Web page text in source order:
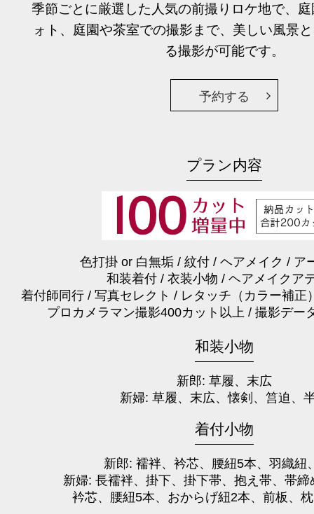
季節ごとに厳選した人気の前撮りロケ地で、
ォト、庭園や茶室での撮影まで、美しい風景
る撮影が可能です。
予約する
プラン内容
色打掛 or 白無垢 / 紋付 / ヘアメイク / ア
和装着付 / 衣装小物 / ヘアメイクア
着付師同行 / 写真セレクト / レタッチ（カラー補正
プロカメラマン撮影400カット以上 / 撮影デー
和装小物
新郎: 草履、末広
新婦: 草履、末広、懐剣、筥迫、
着付小物
新郎: 襦袢、衿芯、腰紐5本、羽織紐
新婦: 長襦袢、掛下、掛下帯、抱え帯、帯締
衿芯、腰紐5本、おからげ紐2本、前板、